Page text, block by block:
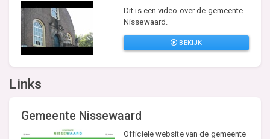
Dit is een video over de gemeente
Nissewaard.
BEKIJK
Links
Gemeente Nissewaard
Officiele website van de gemeente